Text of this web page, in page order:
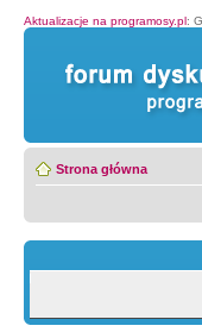
Aktualizacje na programosy.pl:
Strona główna